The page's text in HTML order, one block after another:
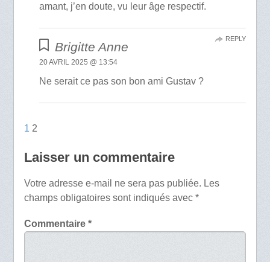
amant, j’en doute, vu leur âge respectif.
Brigitte Anne
20 AVRIL 2025 @ 13:54
Ne serait ce pas son bon ami Gustav ?
REPLY
1 2
Laisser un commentaire
Votre adresse e-mail ne sera pas publiée. Les
champs obligatoires sont indiqués avec *
Commentaire *